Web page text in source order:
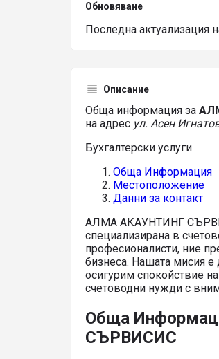
Обновяване
Последна актуализация
Описание
Обща информация за
на адрес ул. Асен
Бухгалтерски услуги
Обща Информация
Местоположение
Данни за контакт
АЛМА АКАУНТИНГ
специализирана в
професионалисти, ние
бизнеса. Нашата мисия
осигурим спокойствие
счетоводни нужди с
Обща
СЪРВИСИС